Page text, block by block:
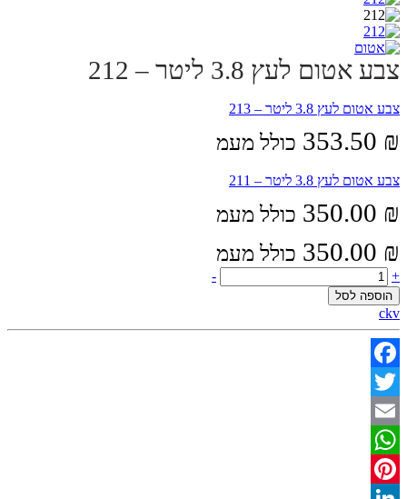
צבע אטום לעץ 3.8 ליטר – 212
צבע אטום לעץ 3.8 ליטר – 213
353.50 ₪ כולל מעמ
צבע אטום לעץ 3.8 ליטר – 211
350.00 ₪ כולל מעמ
350.00 ₪ כולל מעמ
צבע
אטום
לעץ
3.8
ליטר
212
quantity
+
-
הוספה לסל
ckv
Facebook
Twitter
Email
WhatsApp